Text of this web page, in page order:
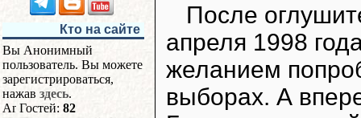
Кто на сайте
Вы Анонимный
пользователь. Вы можете
зарегистрироваться,
нажав здесь.
Гостей: 82
После
апреля 1998
желанием
выборах. А